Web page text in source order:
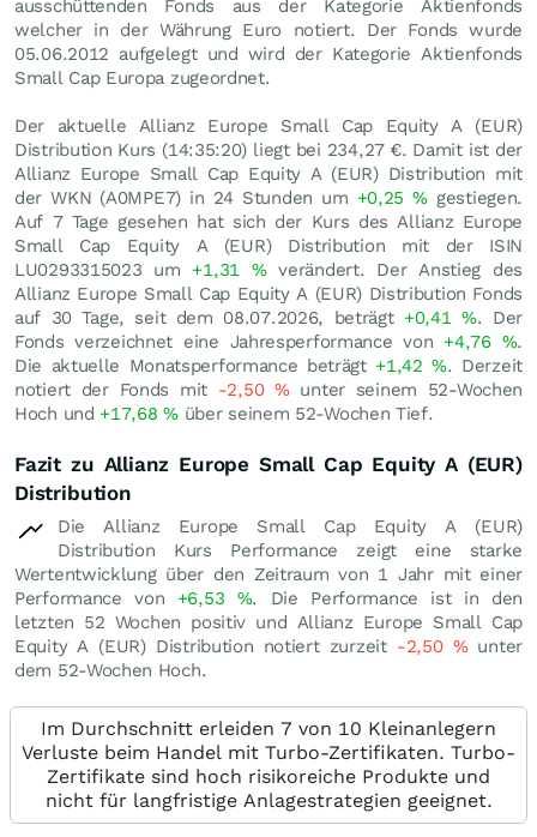
ausschüttenden Fonds aus der Kategorie Aktienfonds
welcher in der Währung Euro notiert. Der Fonds wurde
05.06.2012 aufgelegt und wird der Kategorie Aktienfonds
Small Cap Europa zugeordnet.
Der aktuelle Allianz Europe Small Cap Equity A (EUR)
Distribution Kurs (14:35:20) liegt bei 234,27 €. Damit ist der
Allianz Europe Small Cap Equity A (EUR) Distribution mit
der WKN (A0MPE7) in 24 Stunden um +0,25%gestiegen.
Auf 7 Tage gesehen hat sich der Kurs des Allianz Europe
Small Cap Equity A (EUR) Distribution mit der ISIN
LU0293315023 um +1,31 %verändert. Der Anstieg des
Allianz Europe Small Cap Equity A (EUR) Distribution Fonds
auf 30 Tage, seit dem 08.07.2026, beträgt +0,41 %. Der
Fonds verzeichnet eine Jahresperformance von +4,76 %.
Die aktuelle Monatsperformance beträgt +1,42%. Derzeit
notiert der Fonds mit -2,50 %unter seinem 52-Wochen
Hoch und +17,68%über seinem 52-Wochen Tief.
Fazit zu Allianz Europe Small Cap Equity A (EUR)
Distribution
Die Allianz Europe Small Cap Equity A (EUR)
Distribution Kurs Performance zeigt eine starke
Wertentwicklung über den Zeitraum von 1 Jahr mit einer
Performance von +6,53 %. Die Performance ist in den
letzten 52 Wochen positiv und Allianz Europe Small Cap
Equity A (EUR) Distribution notiert zurzeit -2,50 %unter
dem 52-Wochen Hoch.
Im Durchschnitt erleiden 7 von 10 Kleinanlegern
Verluste beim Handel mit Turbo-Zertifikaten. Turbo-
Zertifikate sind hoch risikoreiche Produkte und
nicht für langfristige Anlagestrategien geeignet.